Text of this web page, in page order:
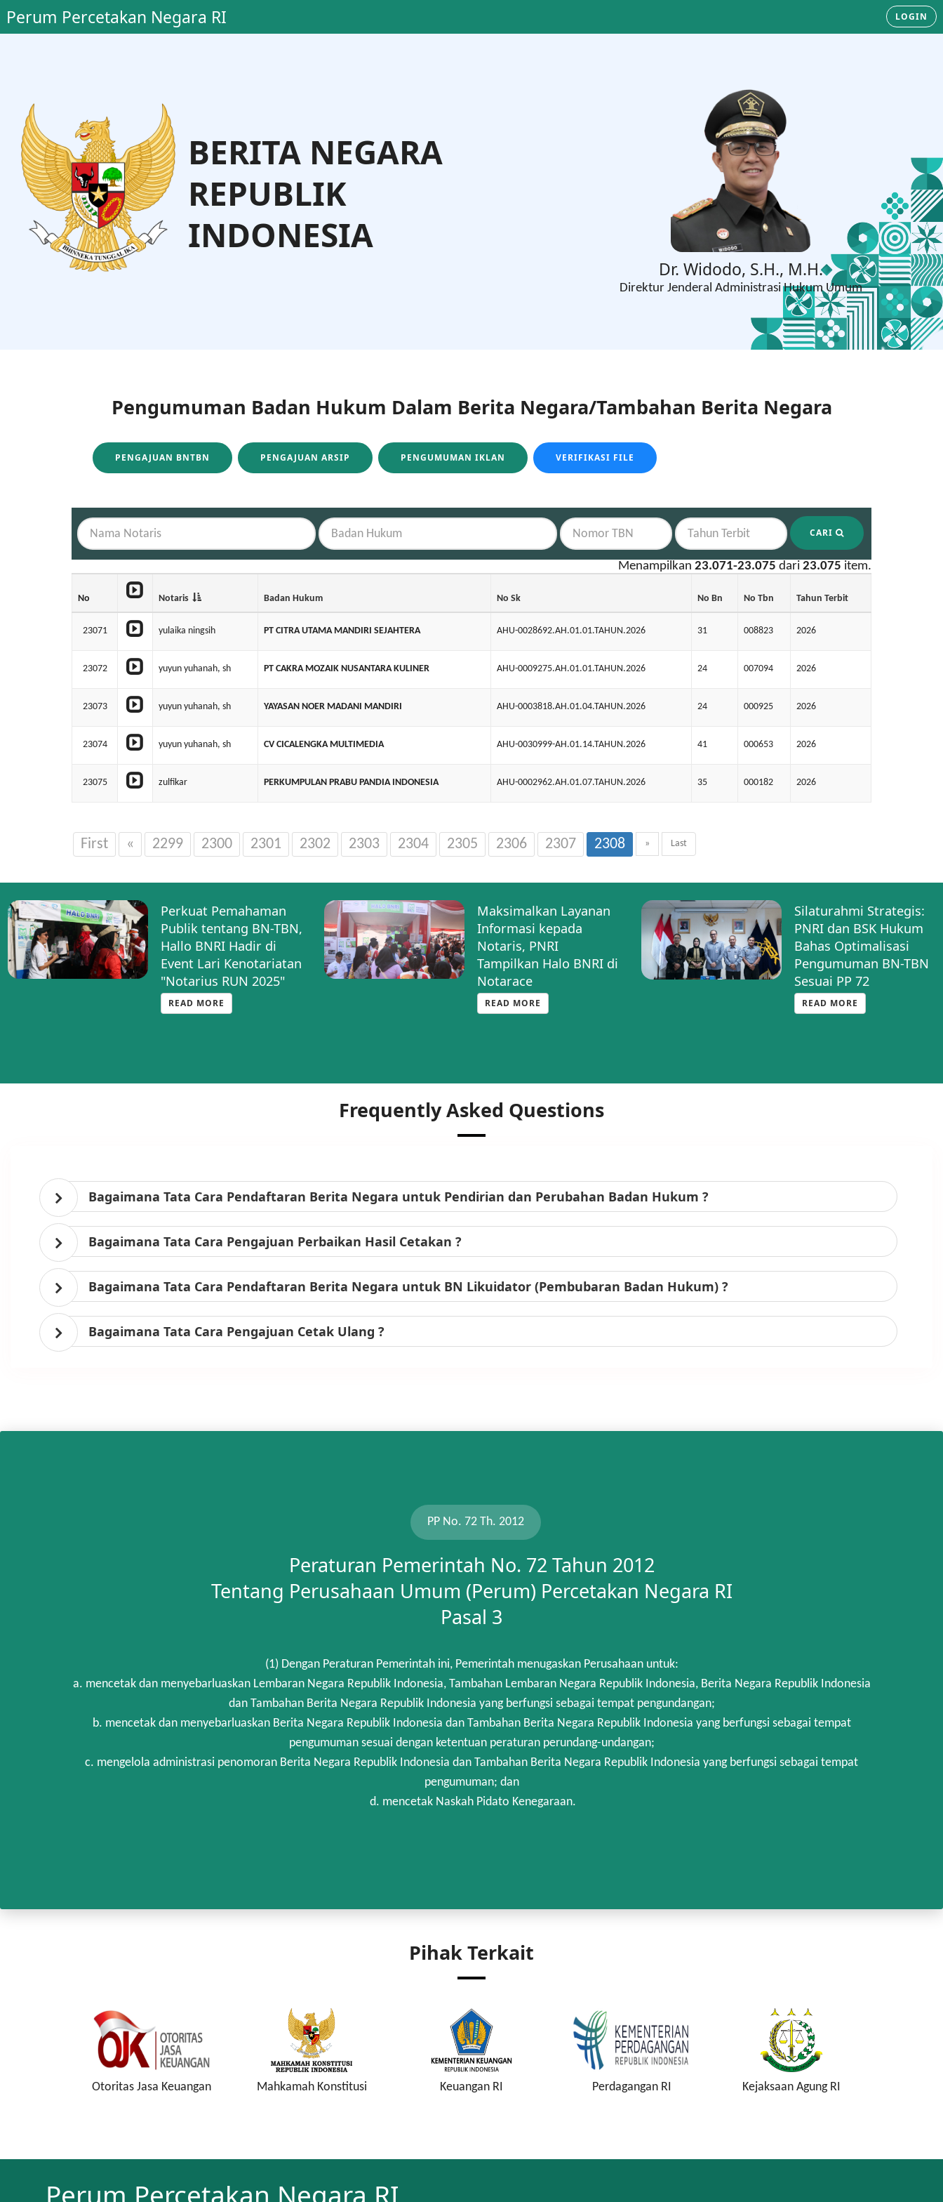
Perum Percetakan Negara RI LOGIN
BERITA NEGARA
REPUBLIK
INDONESIA
Gunarto
Dr. Supratman Andi Agtas, S.H., M.H.
Dr. Widodo, S.H., M.H.
Direktur Jenderal Administrasi Hukum Umum
Pengumuman Badan Hukum Dalam Berita Negara/Tambahan Berita Negara
PENGAJUAN BNTBN PENGAJUAN ARSIP PENGUMUMAN IKLAN VERIFIKASI FILE
CARI
Menampilkan 23.071-23.075 dari 23.075 item.
No Notaris Badan Hukum No Sk No Bn No Tbn Tahun Terbit
23071 yulaika ningsih PT CITRA UTAMA MANDIRI SEJAHTERA AHU-0028692.AH.01.01.TAHUN.2026 31 008823 2026
23072 yuyun yuhanah, sh PT CAKRA MOZAIK NUSANTARA KULINER AHU-0009275.AH.01.01.TAHUN.2026 24 007094 2026
23073 yuyun yuhanah, sh YAYASAN NOER MADANI MANDIRI AHU-0003818.AH.01.04.TAHUN.2026 24 000925 2026
23074 yuyun yuhanah, sh CV CICALENGKA MULTIMEDIA AHU-0030999-AH.01.14.TAHUN.2026 41 000653 2026
23075 zulfikar PERKUMPULAN PRABU PANDIA INDONESIA AHU-0002962.AH.01.07.TAHUN.2026 35 000182 2026
First « 2299 2300 2301 2302 2303 2304 2305 2306 2307 2308 » Last
Perkuat Pemahaman
Publik tentang BN-TBN,
Hallo BNRI Hadir di
Event Lari Kenotariatan
"Notarius RUN 2025"
READ MORE
Maksimalkan Layanan
Informasi kepada
Notaris, PNRI
Tampilkan Halo BNRI di
Notarace
READ MORE
Silaturahmi Strategis:
PNRI dan BSK Hukum
Bahas Optimalisasi
Pengumuman BN-TBN
Sesuai PP 72
READ MORE
Frequently Asked Questions
Bagaimana Tata Cara Pendaftaran Berita Negara untuk Pendirian dan Perubahan Badan Hukum ?
Bagaimana Tata Cara Pengajuan Perbaikan Hasil Cetakan ?
Bagaimana Tata Cara Pendaftaran Berita Negara untuk BN Likuidator (Pembubaran Badan Hukum) ?
Bagaimana Tata Cara Pengajuan Cetak Ulang ?
PP No. 72 Th. 2012
Peraturan Pemerintah No. 72 Tahun 2012
Tentang Perusahaan Umum (Perum) Percetakan Negara RI
Pasal 3
(1) Dengan Peraturan Pemerintah ini, Pemerintah menugaskan Perusahaan untuk:
a. mencetak dan menyebarluaskan Lembaran Negara Republik Indonesia, Tambahan Lembaran Negara Republik Indonesia, Berita Negara Republik Indonesia
dan Tambahan Berita Negara Republik Indonesia yang berfungsi sebagai tempat pengundangan;
b. mencetak dan menyebarluaskan Berita Negara Republik Indonesia dan Tambahan Berita Negara Republik Indonesia yang berfungsi sebagai tempat
pengumuman sesuai dengan ketentuan peraturan perundang-undangan;
c. mengelola administrasi penomoran Berita Negara Republik Indonesia dan Tambahan Berita Negara Republik Indonesia yang berfungsi sebagai tempat
pengumuman; dan
d. mencetak Naskah Pidato Kenegaraan.
Pihak Terkait
Otoritas Jasa Keuangan Mahkamah Konstitusi Keuangan RI Perdagangan RI Kejaksaan Agung RI
Perum Percetakan Negara RI